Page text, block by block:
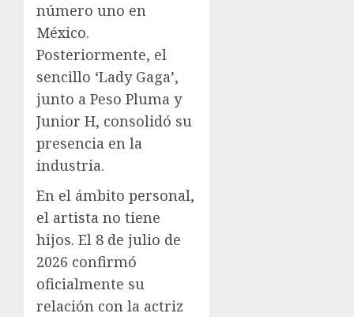
número uno en
México.
Posteriormente, el
sencillo ‘Lady Gaga’,
junto a Peso Pluma y
Junior H, consolidó su
presencia en la
industria.
En el ámbito personal,
el artista no tiene
hijos. El 8 de julio de
2026 confirmó
oficialmente su
relación con la actriz